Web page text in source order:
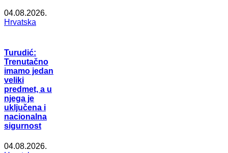
04.08.2026.
Hrvatska
Turudić:
Trenutačno
imamo jedan
veliki
predmet, a u
njega je
uključena i
nacionalna
sigurnost
04.08.2026.